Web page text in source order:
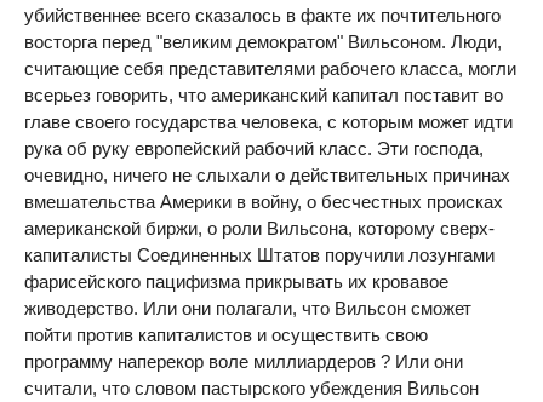
убийственнее всего сказалось в факте их почтительного
восторга перед "великим демократом" Вильсоном. Люди,
считающие себя представителями рабочего класса, могли
всерьез говорить, что американский капитал поставит во
главе своего государства человека, с которым может идти
рука об руку европейский рабочий класс. Эти господа,
очевидно, ничего не слыхали о действительных причинах
вмешательства Америки в войну, о бесчестных происках
американской биржи, о роли Вильсона, которому сверх-
капиталисты Соединенных Штатов поручили лозунгами
фарисейского пацифизма прикрывать их кровавое
живодерство. Или они полагали, что Вильсон сможет
пойти против капиталистов и осуществить свою
программу наперекор воле миллиардеров ? Или они
считали, что словом пастырского убеждения Вильсон